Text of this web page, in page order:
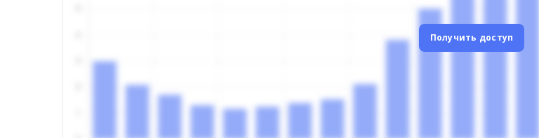
Получить доступ